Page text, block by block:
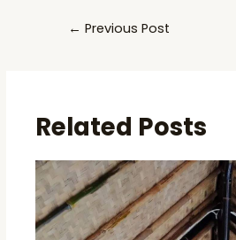
← Previous Post
Related Posts